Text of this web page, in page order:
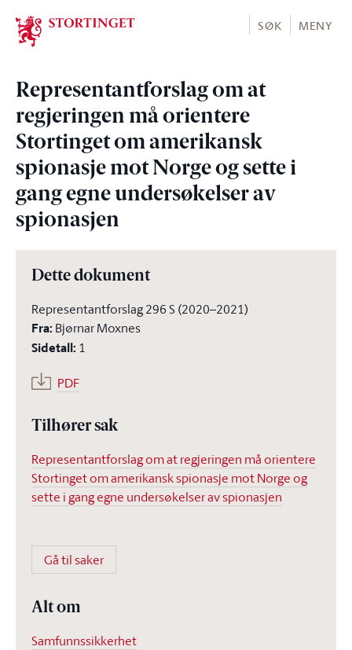
Stortinget.no
SØK MENY
Representantforslag om at
regjeringen må orientere
Stortinget om amerikansk
spionasje mot Norge og sette i
gang egne undersøkelser av
spionasjen
Dette dokument
Representantforslag 296 S (2020–2021)
Fra: Bjørnar Moxnes
Sidetall: 1
PDF
Tilhører sak
Representantforslag om at regjeringen må orientere
Stortinget om amerikansk spionasje mot Norge og
sette i gang egne undersøkelser av spionasjen
Gå til saker
Alt om
Samfunnssikkerhet